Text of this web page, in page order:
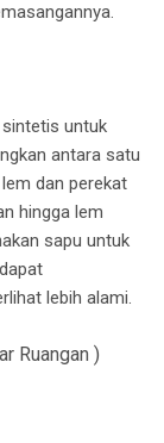
untuk
antara satu
dan perekat
hingga lem
sapu untuk
lebih alami.
Ruangan )